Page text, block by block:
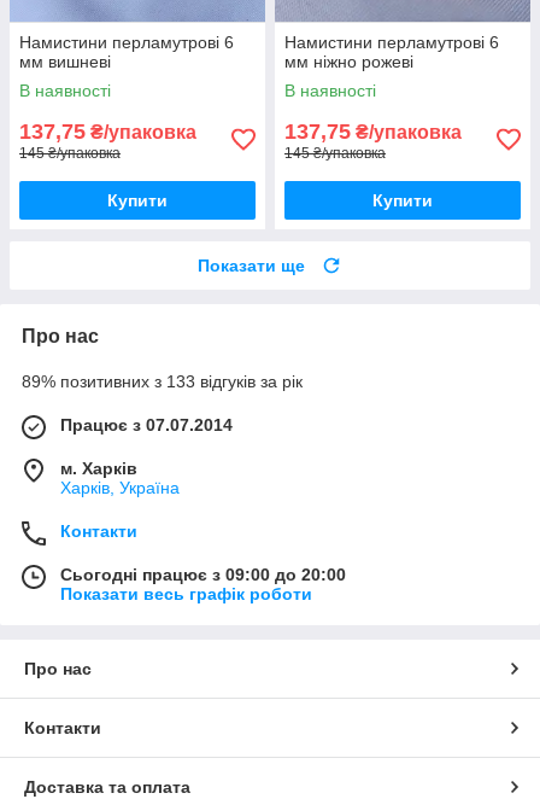
Намистини перламутрові 6
мм вишневі
В наявності
137,75 ₴/упаковка
145 ₴/упаковка
Купити
Намистини перламутрові 6
мм ніжно рожеві
В наявності
137,75 ₴/упаковка
145 ₴/упаковка
Купити
Показати ще
Про нас
89% позитивних з 133 відгуків за рік
Працює з 07.07.2014
м. Харків
Харків, Україна
Контакти
Сьогодні працює з 09:00 до 20:00
Показати весь графік роботи
Про нас
Контакти
Доставка та оплата